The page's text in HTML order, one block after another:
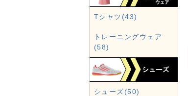
Tシャツ(43)
トレーニングウェア
(58)
シューズ(50)